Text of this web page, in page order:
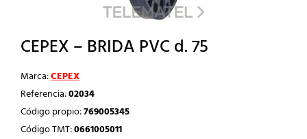
CEPEX – BRIDA PVC d. 75
Marca:CEPEX
Referencia:02034
Código propio:769005345
Código TMT:0661005011